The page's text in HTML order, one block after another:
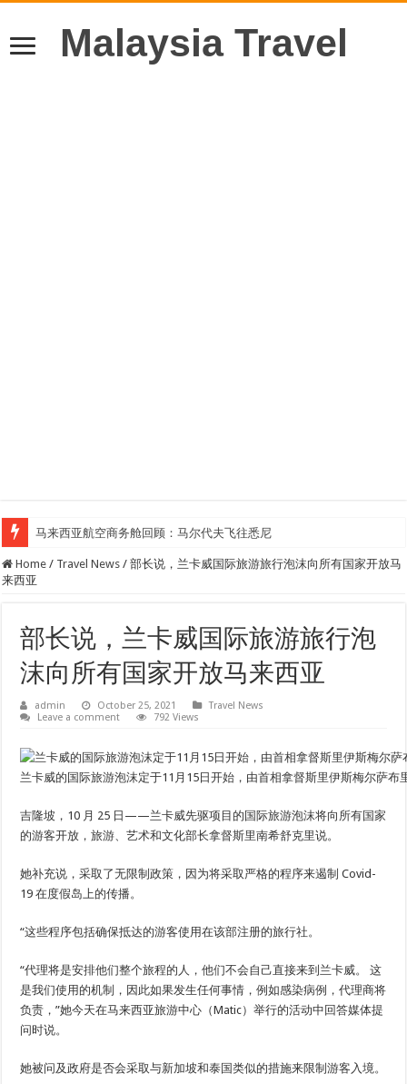
Malaysia Travel
马来西亚航空商务舱回顾：马尔代夫飞往悉尼
Home / Travel News / 部长说，兰卡威国际旅游旅行泡沫向所有国家开放马
来西亚
部长说，兰卡威国际旅游旅行泡
沫向所有国家开放马来西亚
admin October 25, 2021
Travel News
Leave a comment
792 Views
兰卡威的国际旅游泡沫定于11月15日开始，由首相拿督斯里伊斯梅尔萨
吉隆坡，10 月 25 日——兰卡威先驱项目的国际旅游泡沫将向所有国家
的游客开放，旅游、艺术和文化部长拿督斯里南希舒克里说。
她补充说，采取了无限制政策，因为将采取严格的程序来遏制 Covid-
19 在度假岛上的传播。
“这些程序包括确保抵达的游客使用在该部注册的旅行社。
“代理将是安排他们整个旅程的人，他们不会自己直接来到兰卡威。 这
是我们使用的机制，因此如果发生任何事情，例如感染病例，代理商将
负责，”她今天在马来西亚旅游中心（Matic）举行的活动中回答媒体提
问时说。
她被问及政府是否会采取与新加坡和泰国类似的措施来限制游客入境。